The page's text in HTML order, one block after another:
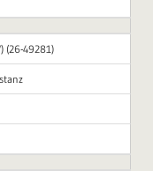
(26-49281)